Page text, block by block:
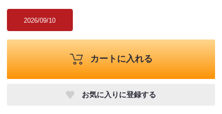
2026/09/10
カートに入れる
お気に入りに登録する